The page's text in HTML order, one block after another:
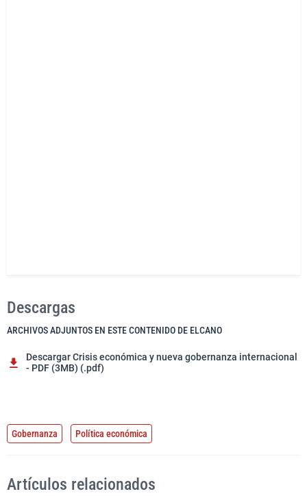
Descargas
ARCHIVOS ADJUNTOS EN ESTE CONTENIDO DE ELCANO
Descargar Crisis económica y nueva gobernanza internacional
- PDF (3MB) (.pdf)
Gobernanza Política económica
Artículos relacionados